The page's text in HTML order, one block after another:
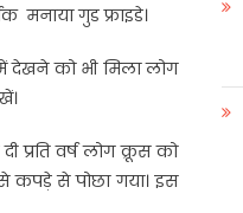
मनाया गुड फ्राइडे।
में देखने को भी मिला लोग
वर्ष लोग क्रूस को
कपड़े से पोछा गया। इस